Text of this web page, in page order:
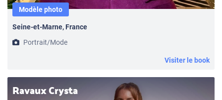
Modèle photo
Seine-et-Marne, France
Portrait/Mode
Visiter le book
Ravaux Crysta